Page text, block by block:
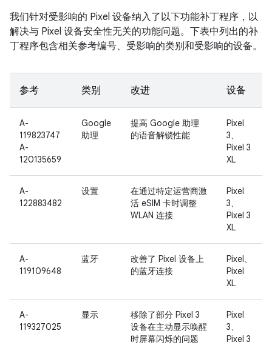
我们针对受影响的 Pixel 设备纳入了以下功能补丁程序，以
解决与 Pixel 设备安全性无关的功能问题。下表中列出的补
丁程序包含相关参考编号、受影响的类别和受影响的设备。
参考 类别 改进 设备
A-
119823747
A-
120135659
Google
助理
提高 Google 助理
的语音解锁性能
Pixel
3、
Pixel 3
XL
A-
122883482
设置
在通过特定运营商激
活 eSIM 卡时调整
WLAN 连接
Pixel
3、
Pixel 3
XL
A-
119109648
蓝牙
改善了 Pixel 设备上
的蓝牙连接
Pixel、
Pixel
XL
A-
119327025
显示
移除了部分 Pixel 3
设备在主动显示唤醒
时屏幕闪烁的问题
Pixel
3、
Pixel 3